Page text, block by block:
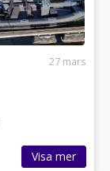
27 mars
Visa mer